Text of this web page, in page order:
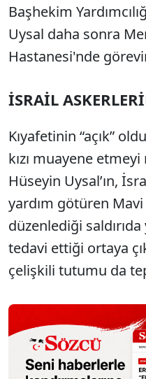
Başhekim
Uysal daha sonra
Hastanesi'nde
İSRAİL
Kıyafetinin “açık”
kızı muayene
Hüseyin Uysal’ın,
yardım götüren
düzenlediği
tedavi ettiği ortaya
çelişkili tutumu da